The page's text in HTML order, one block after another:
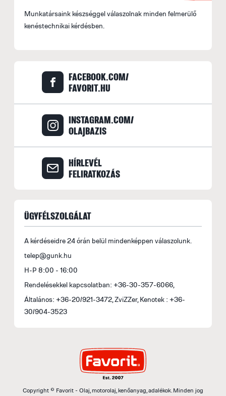
Munkatársaink készséggel válaszolnak minden felmerülő
kenéstechnikai kérdésben.
FACEBOOK.COM/
FAVORIT.HU
INSTAGRAM.COM/
OLAJBAZIS
HÍRLEVÉL
FELIRATKOZÁS
ÜGYFÉLSZOLGÁLAT
A kérdéseidre 24 órán belül mindenképpen válaszolunk.
telep@gunk.hu
H-P 8:00 - 16:00
Rendelésekkel kapcsolatban: +36-30-357-6066,
Általános: +36-20/921-3472, ZviZZer, Kenotek : +36-
30/904-3523
Copyright © Favorit - Olaj, motorolaj, kenőanyag, adalékok. Minden jog